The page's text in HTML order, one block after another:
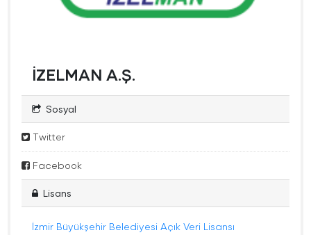
İZELMAN A.Ş.
Sosyal
Twitter
Facebook
Lisans
İzmir Büyükşehir Belediyesi Açık Veri Lisansı